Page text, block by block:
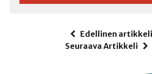
Edellinen artikkeli
Seuraava Artikkeli